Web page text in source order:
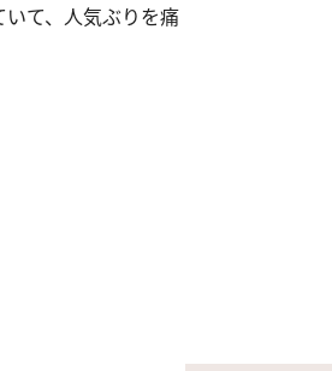
て、人気ぶりを痛